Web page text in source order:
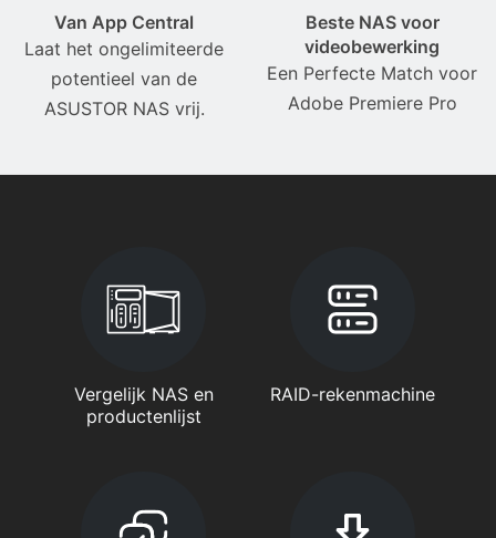
Van App Central
Laat het ongelimiteerde
potentieel van de
ASUSTOR NAS vrij.
Beste NAS voor
videobewerking
Een Perfecte Match voor
Adobe Premiere Pro
Vergelijk NAS en
productenlijst
RAID-rekenmachine